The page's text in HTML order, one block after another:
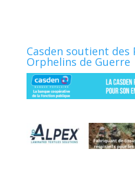
Casden soutient
Orphelins de Guerre